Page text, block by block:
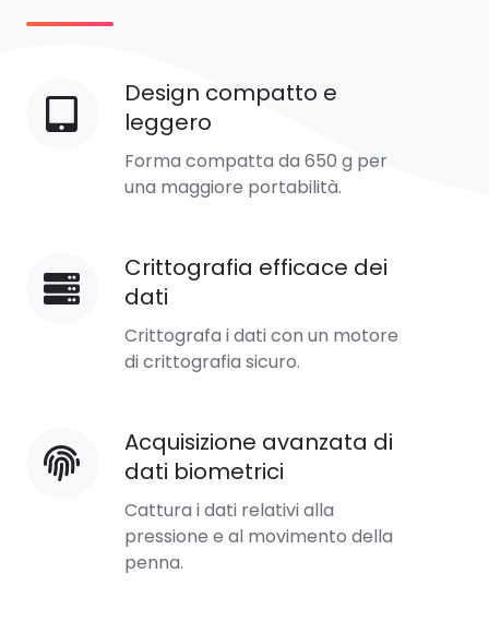
Design compatto e
leggero
Forma compatta da 650 g per
una maggiore portabilità.
Design
compatto
Crittografia efficace dei
dati
Crittografa i dati con un motore
di crittografia sicuro.
Crittografia
efficace
Acquisizione avanzata di
dati biometrici
Cattura i dati relativi alla
pressione e al movimento della
penna.
Acquisizione
avanzata